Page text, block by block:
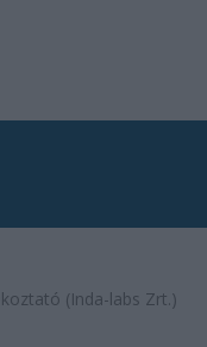
(Inda-labs Zrt.)